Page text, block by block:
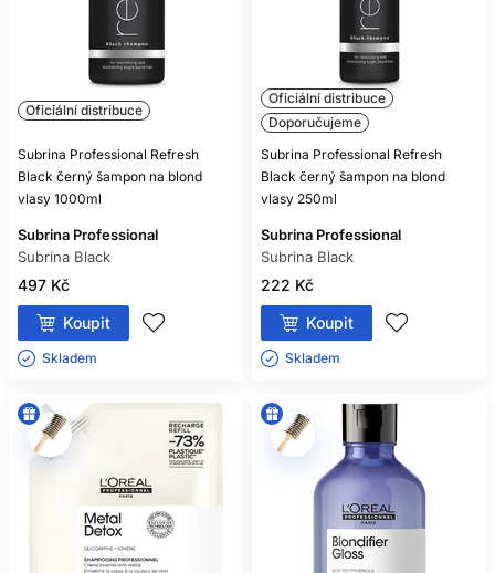
Oficiální distribuce
Subrina Professional Refresh
Black černý šampon na blond
vlasy 1000ml
Subrina Professional
Subrina Black
497 Kč
Koupit
Skladem ㅤ
Oficiální distribuce
Doporučujeme
Subrina Professional Refresh
Black černý šampon na blond
vlasy 250ml
Subrina Professional
Subrina Black
222 Kč
Koupit
Skladem ㅤ